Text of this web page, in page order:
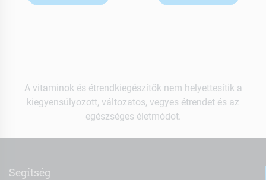
A vitaminok és étrendkiegészítők nem helyettesítik a
kiegyensúlyozott, változatos, vegyes étrendet és az
egészséges életmódot.
Segítség